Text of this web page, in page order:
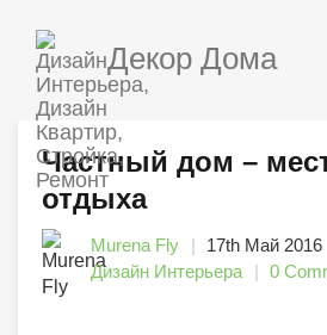
Декор Дома
Частный дом –
отдыха
Murena Fly
17th Май 2016
Дизайн Интерьера
0